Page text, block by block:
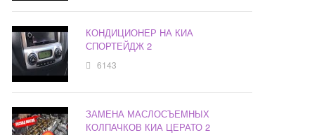
КОНДИЦИОНЕР НА КИА
СПОРТЕЙДЖ 2
6143
ЗАМЕНА МАСЛОСЪЕМНЫХ
КОЛПАЧКОВ КИА ЦЕРАТО 2